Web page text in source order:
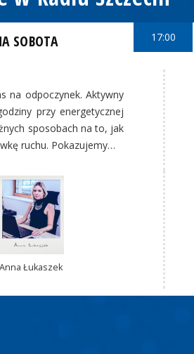
SOBOTA
na odpoczynek. Aktywny
przy energetycznej
sposobach na to, jak
ruchu. Pokazujemy…
Anna Łukaszek
17:00